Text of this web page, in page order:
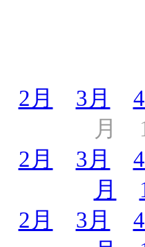
2月 3月
月
2月 3月
月
2月 3月